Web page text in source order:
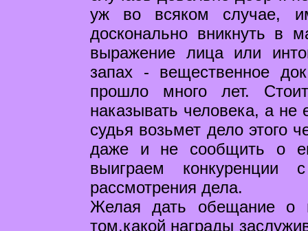
уж во всяком случае,
досконально вникнуть в
выражение лица или
запах - вещественное
прошло много лет.
наказывать человека, а не
судья возьмет дело этого
даже и не сообщить о
выиграем конкуренции
рассмотрения дела.
Желая дать обещание о
том,какой награды